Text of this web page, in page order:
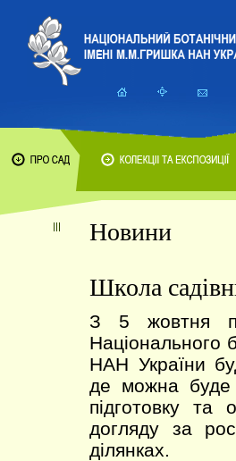
Новини
Школа
З 5 жовтня
Національного
НАН України
де можна буде
підготовку та
догляду за
ділянках.